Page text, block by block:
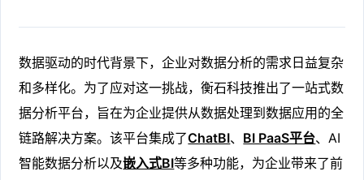
数据驱动的时代背景下，企业对数据分析的需求日益复杂
和多样化。为了应对这一挑战，衡石科技推出了一站式数
据分析平台，旨在为企业提供从数据处理到数据应用的全
链路解决方案。该平台集成了ChatBI、 BI PaaS平台、AI
智能数据分析以及嵌入式BI等多种功能，为企业带来了前